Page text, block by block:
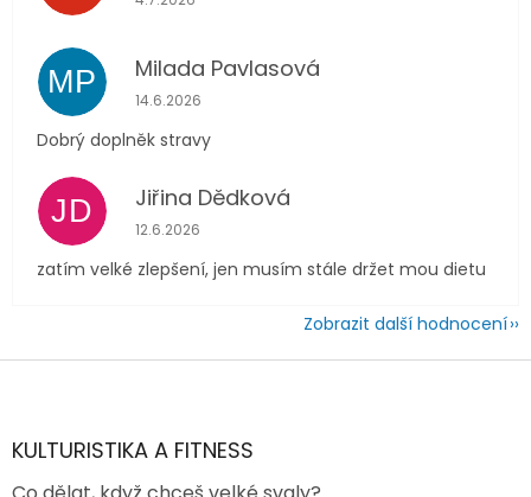
MP Milada Pavlasová
Hodnocení obchodu je 5 z 5 hvězdiček.
14.6.2026
Dobrý doplněk stravy
JD Jiřina Dědková
Hodnocení obchodu je 4 z 5 hvězdiček.
12.6.2026
zatím velké zlepšení, jen musím stále držet mou dietu
Zobrazit další hodnocení
Z
aKULTURISTIKA A FITNESS